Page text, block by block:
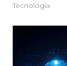
Tecnología